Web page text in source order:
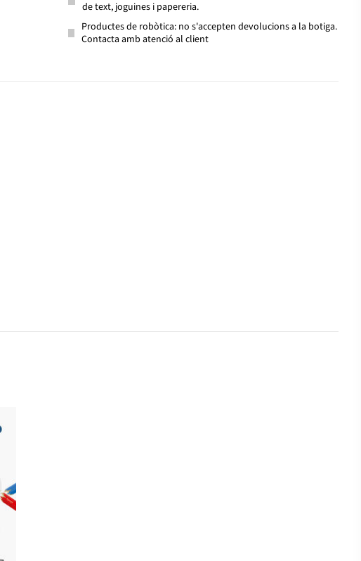
de text, joguines i papereria.
Productes de robòtica: no s'accepten devolucions a la botiga.
Contacta amb atenció al client